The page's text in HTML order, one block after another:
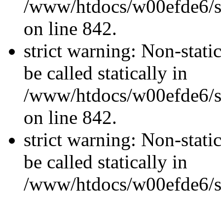
/www/htdocs/w00efde6/
on line 842.
strict warning: Non-
be called statically in
/www/htdocs/w00efde6/
on line 842.
strict warning: Non-
be called statically in
/www/htdocs/w00efde6/